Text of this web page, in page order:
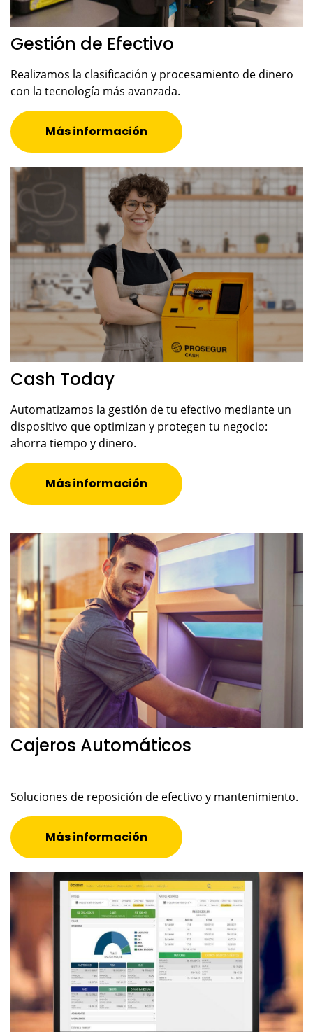
Gestión de Efectivo
Realizamos la clasificación y procesamiento de dinero
con la tecnología más avanzada.
Más información
Cash Today
Automatizamos la gestión de tu efectivo mediante un
dispositivo que optimizan y protegen tu negocio:
ahorra tiempo y dinero.
Más información
Cajeros Automáticos
Soluciones de reposición de efectivo y mantenimiento.
Más información